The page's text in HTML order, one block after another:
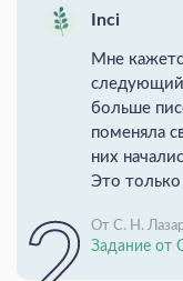
Inci
Мне
следующий
больше
поменяла
них
Это только
От С. Н.
Задание от